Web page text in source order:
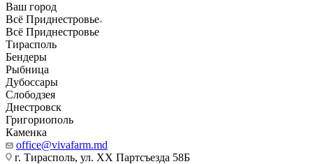
Ваш город
Всё Приднестровье
Всё Приднестровье
Тирасполь
Бендеры
Рыбница
Дубоссары
Слободзея
Днестровск
Григориополь
Каменка
office@vivafarm.md
г. Тирасполь, ул. ХХ Партсъезда 58Б